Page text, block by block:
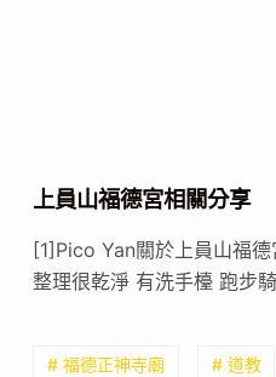
上員山福德宮相關分享
[1]Pico Yan關於上員山福德
整理很乾淨 有洗手檯 跑步
# 福德正神寺廟 # 道教